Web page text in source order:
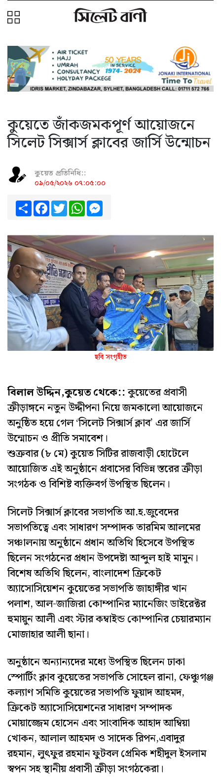
কুয়েতে জাঁকজমকপূর্ণ আয়োজনে
সিলেট সিক্সার্স ক্লাবের জার্সি উন্মোচন
কুয়েত প্রতিনিধি::
০৯/০৫/২০২৬ ০৭:০৫:০০
ShareFacebook
TwitterWhatsApp
ছবি সংগৃহীত
বিলাল উদ্দিন,কুয়েত থেকে::কুয়েতের প্রবাসী
ক্রীড়াঙ্গনে নতুন উদ্দীপনা নিয়ে জমকালো আয়োজনে
অনুষ্ঠিত হয়ে গেল ‘সিলেট সিক্সার্স ক্লাব’ এর জার্সি
উন্মোচন ও প্রীতি সমাবেশ।
শুক্রবার (৮ মে) কুয়েত সিটির রাজবাড়ী হোটেলে
আয়োজিত এই অনুষ্ঠানে প্রবাসের বিভিন্ন স্তরের ক্রীড়া
সংগঠক ও বিশিষ্ট ব্যক্তিবর্গ উপস্থিত ছিলেন।
সিলেট সিক্সার্স ক্লাবের সভাপতি আ.হ.জুবেদের
সভাপতিত্বে এবং সাধারণ সম্পাদক তারমিম আলমের
সঞ্চালনায় অনুষ্ঠানে প্রধান অতিথি হিসেবে উপস্থিত
ছিলেন সংগঠনের প্রধান উপদেষ্টা আব্দুল হাই মামুন।
বিশেষ অতিথি ছিলেন, বাংলাদেশ ক্রিকেট
অ্যাসোসিয়েশন কুয়েতের সভাপতি জাহাঙ্গীর খান
পলাশ, আল-জাজিরা কোম্পানির ম্যানেজিং ডাইরেক্টর
হুমায়ুন আলী এবং স্টার কম্বাইন্ড কোম্পানির চেয়ারম্যান
মোজাহার আলী ছানা।
অনুষ্ঠানে অন্যান্যদের মধ্যে উপস্থিত ছিলেন ঢাকা
স্পোর্টিং ক্লাব কুয়েতের সভাপতি সোহেল রানা, ফেঞ্চুগঞ্জ
কল্যাণ সমিতি কুয়েতের সভাপতি ফুয়াদ আহমদ,
ক্রিকেট অ্যাসোসিয়েশনের সাধারণ সম্পাদক
মোয়াজ্জেম হোসেন এবং সাংবাদিক আহাদ আম্বিয়া
খোকন, আলাল আহমদ ও সাদেক রিপন,এবাদুর
রহমান, লুৎফুর রহমান ফুটবল প্রেমিক শহীদুল ইসলাম
স্বপন সহ স্থানীয় প্রবাসী ক্রীড়া সংগঠকেরা।